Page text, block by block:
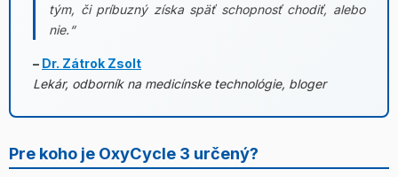
tým, či príbuzný získa späť schopnosť chodiť, alebo
nie.“
– Dr. Zátrok Zsolt
Lekár, odborník na medicínske technológie, bloger
Pre koho je OxyCycle 3 určený?